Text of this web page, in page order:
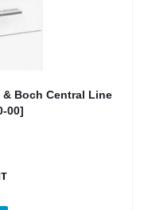
Boch Central Line
00]